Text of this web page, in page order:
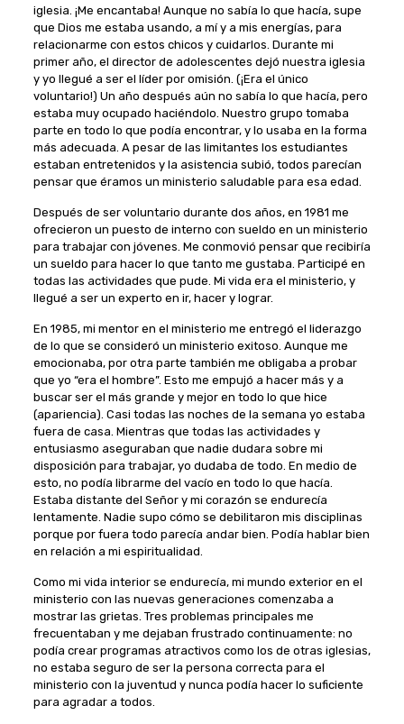
iglesia. ¡Me encantaba! Aunque no sabía lo que hacía, supe
que Dios me estaba usando, a mí y a mis energías, para
relacionarme con estos chicos y cuidarlos. Durante mi
primer año, el director de adolescentes dejó nuestra iglesia
y yo llegué a ser el líder por omisión. (¡Era el único
voluntario!) Un año después aún no sabía lo que hacía, pero
estaba muy ocupado haciéndolo. Nuestro grupo tomaba
parte en todo lo que podía encontrar, y lo usaba en la forma
más adecuada. A pesar de las limitantes los estudiantes
estaban entretenidos y la asistencia subió, todos parecían
pensar que éramos un ministerio saludable para esa edad.
Después de ser voluntario durante dos años, en 1981 me
ofrecieron un puesto de interno con sueldo en un ministerio
para trabajar con jóvenes. Me conmovió pensar que recibiría
un sueldo para hacer lo que tanto me gustaba. Participé en
todas las actividades que pude. Mi vida era el ministerio, y
llegué a ser un experto en ir, hacer y lograr.
En 1985, mi mentor en el ministerio me entregó el liderazgo
de lo que se consideró un ministerio exitoso. Aunque me
emocionaba, por otra parte también me obligaba a probar
que yo “era el hombre”. Esto me empujó a hacer más y a
buscar ser el más grande y mejor en todo lo que hice
(apariencia). Casi todas las noches de la semana yo estaba
fuera de casa. Mientras que todas las actividades y
entusiasmo aseguraban que nadie dudara sobre mi
disposición para trabajar, yo dudaba de todo. En medio de
esto, no podía librarme del vacío en todo lo que hacía.
Estaba distante del Señor y mi corazón se endurecía
lentamente. Nadie supo cómo se debilitaron mis disciplinas
porque por fuera todo parecía andar bien. Podía hablar bien
en relación a mi espiritualidad.
Como mi vida interior se endurecía, mi mundo exterior en el
ministerio con las nuevas generaciones comenzaba a
mostrar las grietas. Tres problemas principales me
frecuentaban y me dejaban frustrado continuamente: no
podía crear programas atractivos como los de otras iglesias,
no estaba seguro de ser la persona correcta para el
ministerio con la juventud y nunca podía hacer lo suficiente
para agradar a todos.